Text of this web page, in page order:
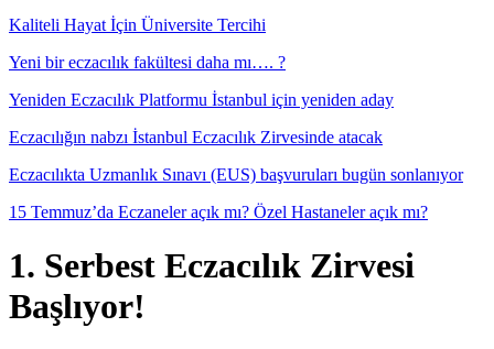
Kaliteli Hayat İçin Üniversite Tercihi
Yeni bir eczacılık fakültesi daha mı…. ?
Yeniden Eczacılık Platformu İstanbul için yeniden aday
Eczacılığın nabzı İstanbul Eczacılık Zirvesinde atacak
Eczacılıkta Uzmanlık Sınavı (EUS) başvuruları bugün sonlanıyor
15 Temmuz’da Eczaneler açık mı? Özel Hastaneler açık mı?
1. Serbest Eczacılık Zirvesi
Başlıyor!